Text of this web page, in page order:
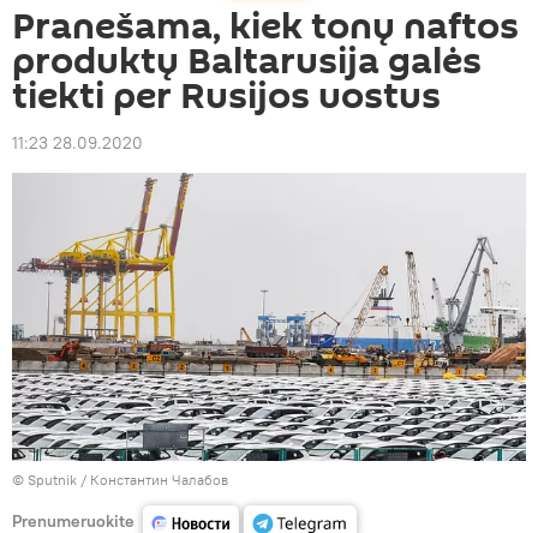
Pranešama, kiek tonų naftos
produktų Baltarusija galės
tiekti per Rusijos uostus
11:23 28.09.2020
© Sputnik / Константин Чалабов
Prenumeruokite